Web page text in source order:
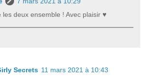
les deux ensemble ! Avec plaisir ♥
Secrets 11 mars 2021 à 10:43